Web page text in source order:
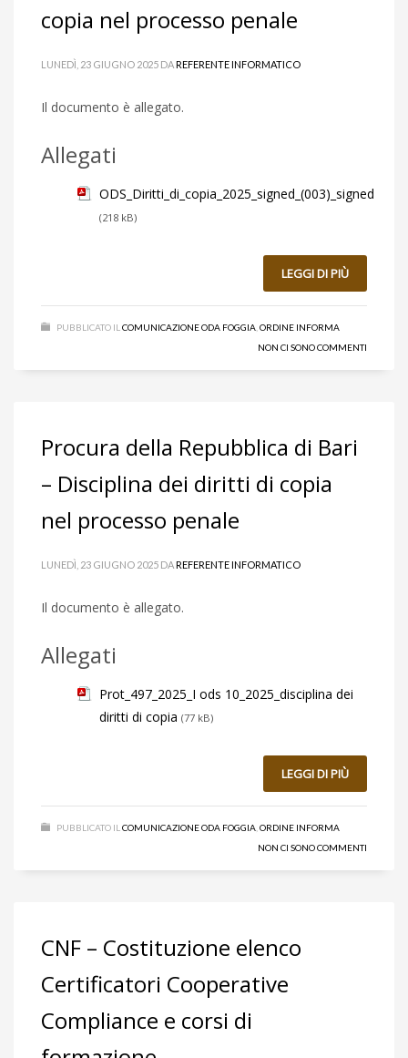
copia nel processo penale
LUNEDÌ, 23 GIUGNO 2025 DAREFERENTE INFORMATICO
Il documento è allegato.
Allegati
ODS_Diritti_di_copia_2025_signed_(003)_signed
(218 kB)
LEGGI DI PIÙ
PUBBLICATO IL COMUNICAZIONE ODA FOGGIA ORDINE INFORMA
NON CI SONO COMMENTI
Procura della Repubblica di Bari
– Disciplina dei diritti di copia
nel processo penale
LUNEDÌ, 23 GIUGNO 2025 DAREFERENTE INFORMATICO
Il documento è allegato.
Allegati
Prot_497_2025_I ods 10_2025_disciplina dei
diritti di copia (77 kB)
LEGGI DI PIÙ
PUBBLICATO IL COMUNICAZIONE ODA FOGGIA ORDINE INFORMA
NON CI SONO COMMENTI
CNF – Costituzione elenco
Certificatori Cooperative
Compliance e corsi di